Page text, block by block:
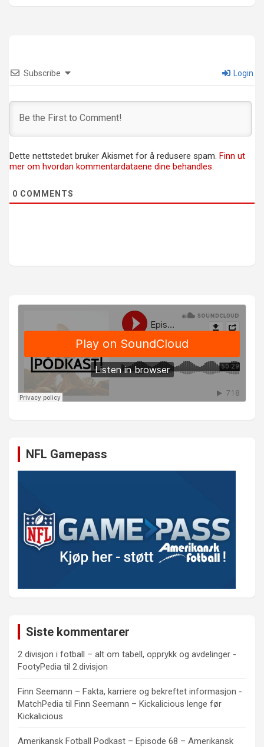
Subscribe Login
Dette nettstedet bruker Akismet for å redusere spam. Finn ut
mer om hvordan kommentardataene dine behandles.
0 COMMENTS
NFL Gamepass
Siste kommentarer
2 divisjon i fotball – alt om tabell, opprykk og avdelinger -
FootyPedia til 2.divisjon
Finn Seemann – Fakta, karriere og bekreftet informasjon -
MatchPedia til Finn Seemann – Kickalicious lenge før
Kickalicious
Amerikansk Fotball Podkast – Episode 68 – Amerikansk